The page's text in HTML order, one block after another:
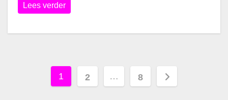
Lees verder
Berichten
1 2 … 8